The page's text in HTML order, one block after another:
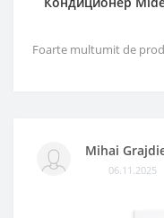
Foarte multumit de
Mihai
06.11.2025